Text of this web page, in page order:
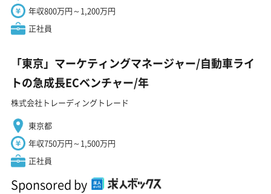
年収800万円～1,200万円
正社員
「東京」マーケティングマネージャー/自動車ライ
トの急成長ECベンチャー/年
株式会社トレーディングトレード
東京都
年収750万円～1,500万円
正社員
Sponsored by